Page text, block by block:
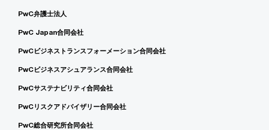
PwC弁護士法人
PwC Japan合同会社
PwCビジネストランスフォーメーション合同会社
PwCビジネスアシュアランス合同会社
PwCサステナビリティ合同会社
PwCリスクアドバイザリー合同会社
PwC総合研究所合同会社